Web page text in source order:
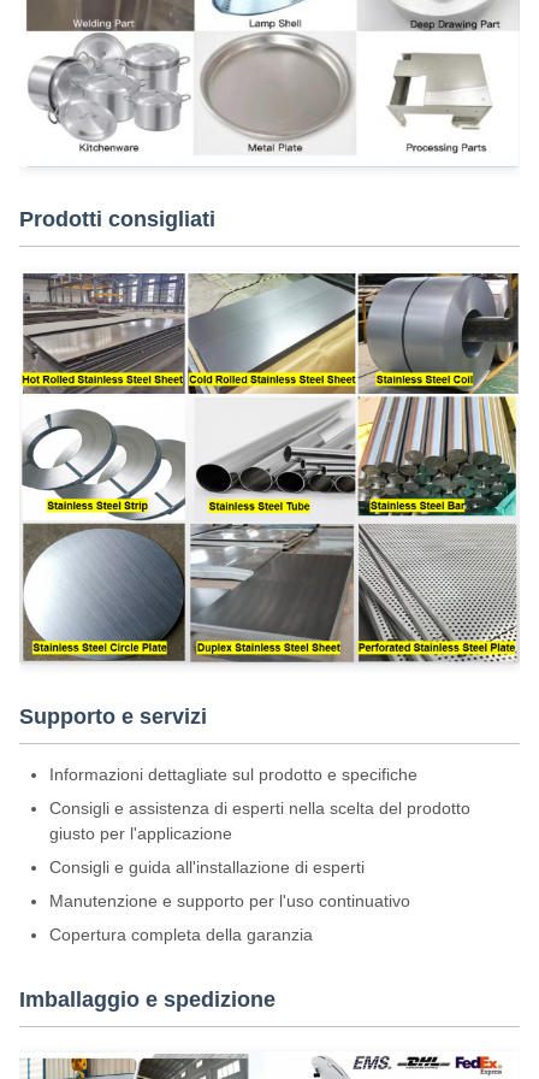
Prodotti consigliati
Supporto e servizi
Informazioni dettagliate sul prodotto e specifiche
Consigli e assistenza di esperti nella scelta del prodotto
giusto per l'applicazione
Consigli e guida all'installazione di esperti
Manutenzione e supporto per l'uso continuativo
Copertura completa della garanzia
Imballaggio e spedizione